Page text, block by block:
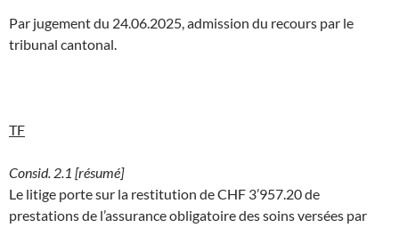
Par jugement du 24.06.2025, admission du recours par le
tribunal cantonal.
TF
Consid. 2.1 [résumé]
Le litige porte sur la restitution de CHF 3’957.20 de
prestations de l’assurance obligatoire des soins versées par